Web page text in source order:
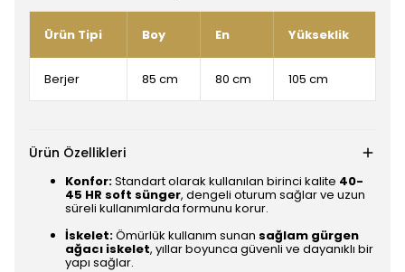
Ürün Tipi Boy En Yükseklik
Berjer 85 cm 80 cm 105 cm
Ürün Özellikleri
Konfor:Standart olarak kullanılan birinci kalite 40-
45 HR soft sünger, dengeli oturum sağlar ve uzun
süreli kullanımlarda formunu korur.
İskelet:Ömürlük kullanım sunan sağlam gürgen
ağacı iskelet, yıllar boyunca güvenli ve dayanıklı bir
yapı sağlar.